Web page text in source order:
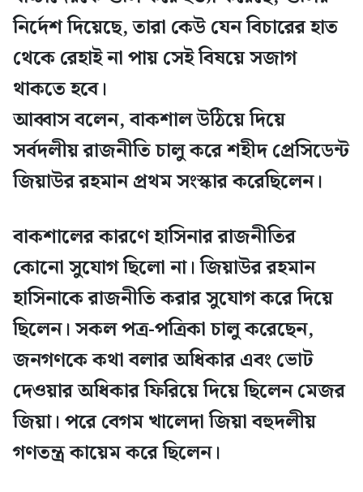
নির্দেশ দিয়েছে, তারা কেউ যেন বিচারের হাত
থেকে রেহাই না পায় সেই বিষয়ে সজাগ
থাকতে হবে।
আব্বাস বলেন, বাকশাল উঠিয়ে দিয়ে
সর্বদলীয় রাজনীতি চালু করে শহীদ প্রেসিডেন্ট
জিয়াউর রহমান প্রথম সংস্কার করেছিলেন।
বাকশালের কারণে হাসিনার রাজনীতির
কোনো সুযোগ ছিলো না। জিয়াউর রহমান
হাসিনাকে রাজনীতি করার সুযোগ করে দিয়ে
ছিলেন। সকল পত্র-পত্রিকা চালু করেছেন,
জনগণকে কথা বলার অধিকার এবং ভোট
দেওয়ার অধিকার ফিরিয়ে দিয়ে ছিলেন মেজর
জিয়া। পরে বেগম খালেদা জিয়া বহুদলীয়
গণতন্ত্র কায়েম করে ছিলেন।